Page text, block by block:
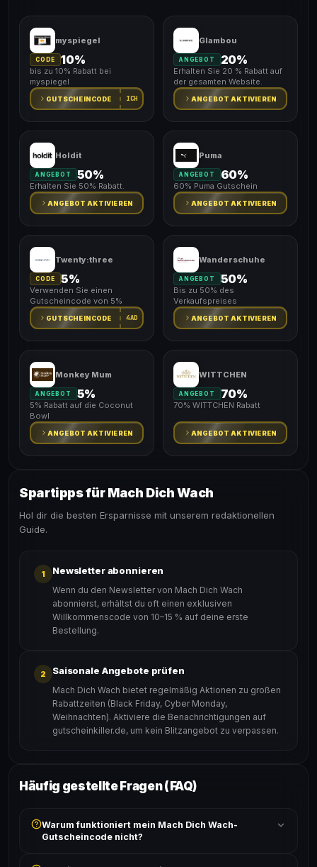
myspiegel
CODE 10%
bis zu 10% Rabatt bei
myspiegel
GUTSCHEINCODE ICH
Glambou
ANGEBOT 20%
Erhalten Sie 20 % Rabatt auf
der gesamten Website.
ANGEBOT AKTIVIEREN
Holdit
ANGEBOT 50%
Erhalten Sie 50% Rabatt.
ANGEBOT AKTIVIEREN
Puma
ANGEBOT 60%
60% Puma Gutschein
ANGEBOT AKTIVIEREN
Twenty:three
CODE 5%
Verwenden Sie einen
Gutscheincode von 5%
GUTSCHEINCODE 4AD
Wanderschuhe
ANGEBOT 50%
Bis zu 50% des
Verkaufspreises
ANGEBOT AKTIVIEREN
Monkey Mum
ANGEBOT 5%
5% Rabatt auf die Coconut
Bowl
ANGEBOT AKTIVIEREN
WITTCHEN
ANGEBOT 70%
70% WITTCHEN Rabatt
ANGEBOT AKTIVIEREN
Spartipps für Mach Dich Wach
Hol dir die besten Ersparnisse mit unserem redaktionellen
Guide.
1 Newsletter abonnieren
Wenn du den Newsletter von Mach Dich Wach
abonnierst, erhältst du oft einen exklusiven
Willkommenscode von 10–15 % auf deine erste
Bestellung.
2 Saisonale Angebote prüfen
Mach Dich Wach bietet regelmäßig Aktionen zu großen
Rabattzeiten (Black Friday, Cyber Monday,
Weihnachten). Aktiviere die Benachrichtigungen auf
gutscheinkiller.de, um kein Blitzangebot zu verpassen.
Häufig gestellte Fragen (FAQ)
Warum funktioniert mein Mach Dich Wach-
Gutscheincode nicht?